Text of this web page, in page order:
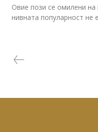
Овие пози се омилени на
нивната популарност не